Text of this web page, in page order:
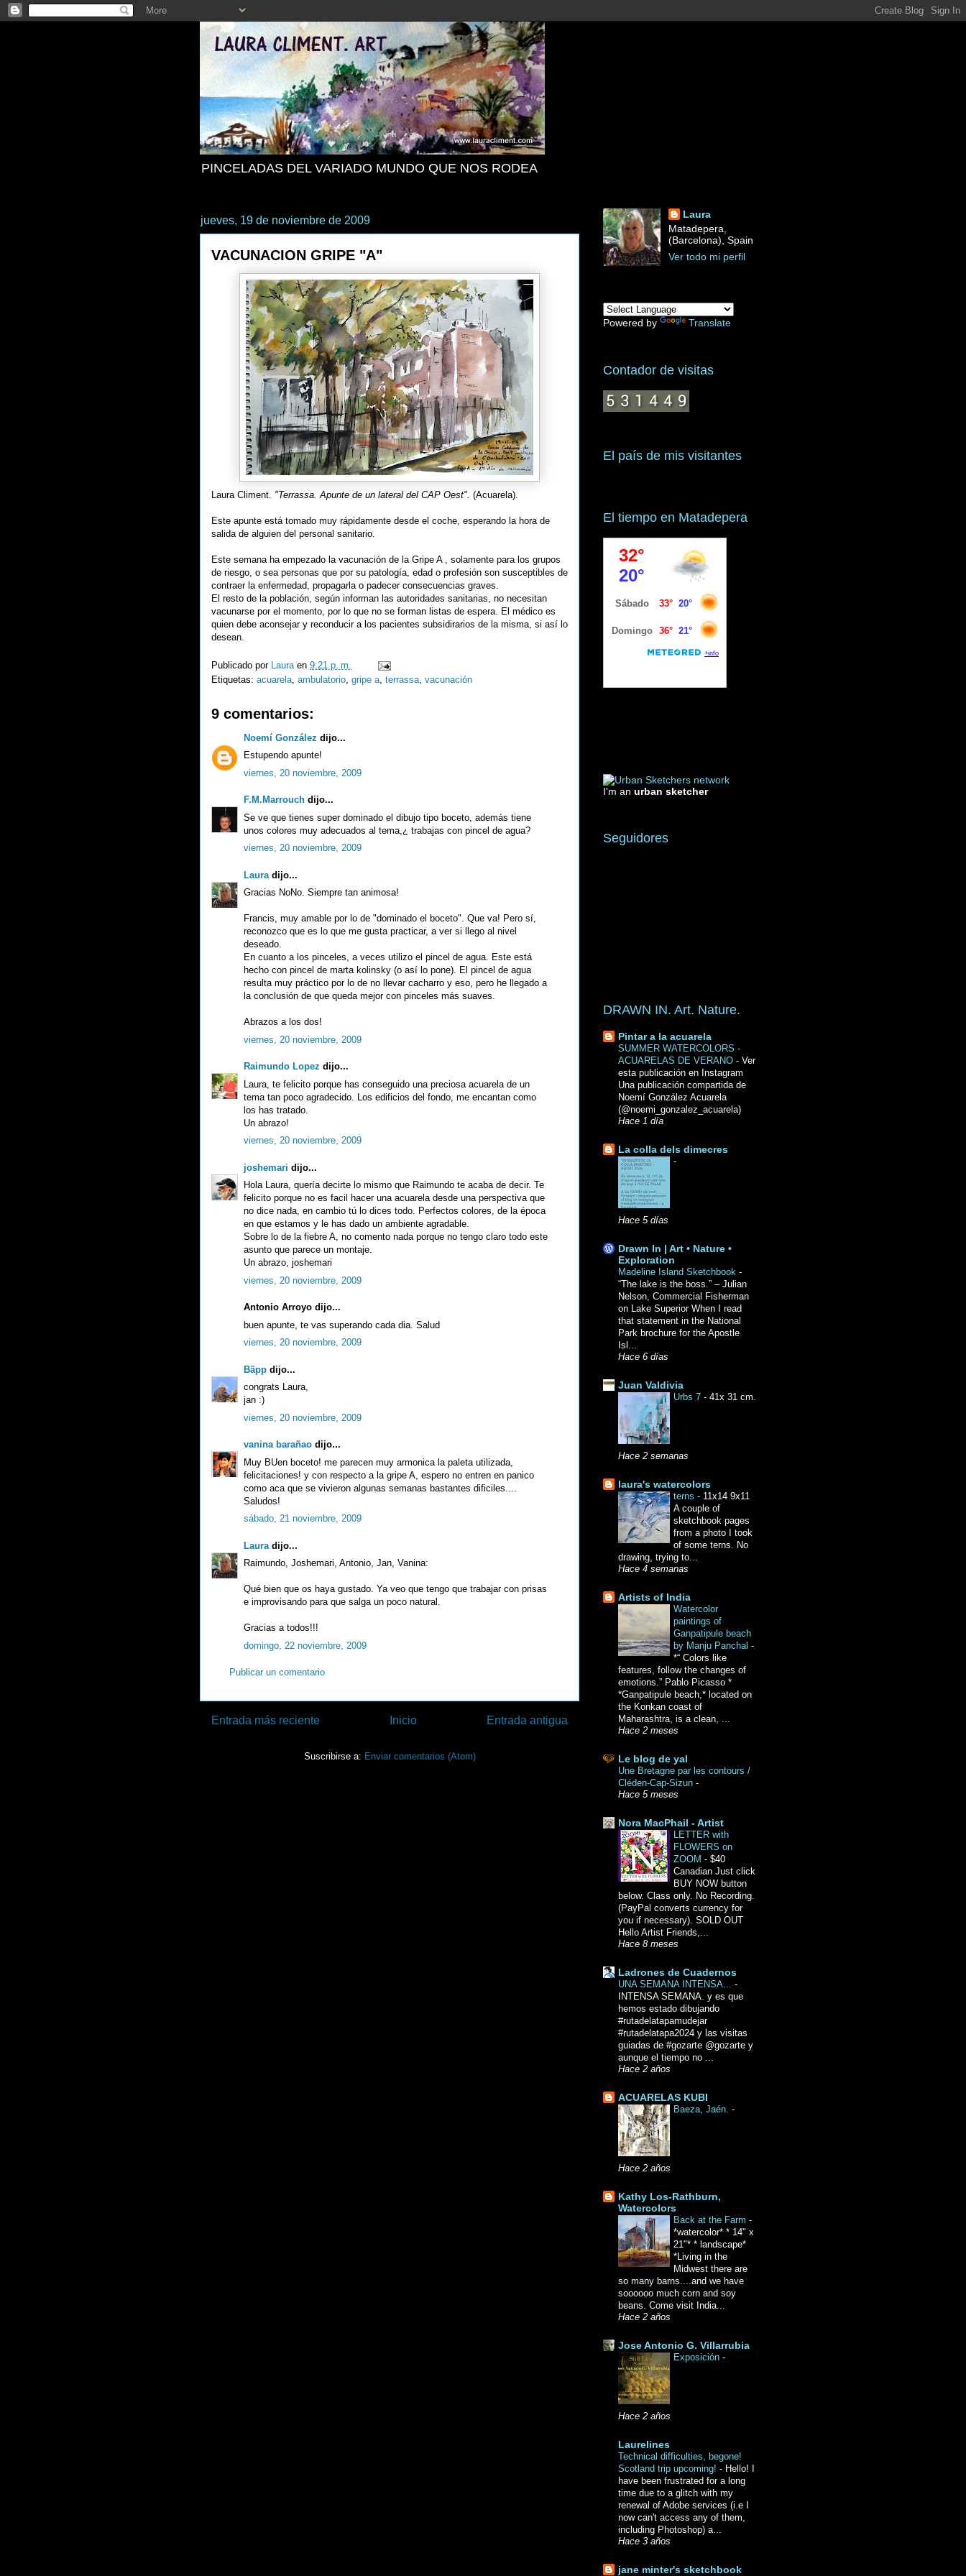
PINCELADAS DEL VARIADO MUNDO QUE NOS RODEA
jueves, 19 de noviembre de 2009
VACUNACION GRIPE "A"
Laura Climent. "Terrassa. Apunte de un lateral del CAP Oest". (Acuarela).
Este apunte está tomado muy rápidamente desde el coche, esperando la hora de
salida de alguien del personal sanitario.
Este semana ha empezado la vacunación de la Gripe A , solamente para los grupos
de riesgo, o sea personas que por su patología, edad o profesión son susceptibles de
contraer la enfermedad, propagarla o padecer consecuencias graves.
El resto de la población, según informan las autoridades sanitarias, no necesitan
vacunarse por el momento, por lo que no se forman listas de espera. El médico es
quien debe aconsejar y reconducir a los pacientes subsidirarios de la misma, si así lo
desean.
Publicado por Laura en 9:21 p. m.
Etiquetas: acuarela ambulatorio gripe a terrassa vacunación
9 comentarios:
Noemí González dijo...
Estupendo apunte!
viernes, 20 noviembre, 2009
F.M.Marrouch dijo...
Se ve que tienes super dominado el dibujo tipo boceto, además tiene
unos colores muy adecuados al tema,¿ trabajas con pincel de agua?
viernes, 20 noviembre, 2009
Laura dijo...
Gracias NoNo. Siempre tan animosa!
Francis, muy amable por lo de "dominado el boceto". Que va! Pero sí,
reconozco que es lo que me gusta practicar, a ver si llego al nivel
deseado.
En cuanto a los pinceles, a veces utilizo el pincel de agua. Este está
hecho con pincel de marta kolinsky (o así lo pone). El pincel de agua
resulta muy práctico por lo de no llevar cacharro y eso, pero he llegado a
la conclusión de que queda mejor con pinceles más suaves.
Abrazos a los dos!
viernes, 20 noviembre, 2009
Raimundo Lopez dijo...
Laura, te felicito porque has conseguido una preciosa acuarela de un
tema tan poco agradecido. Los edificios del fondo, me encantan como
los has tratado.
Un abrazo!
viernes, 20 noviembre, 2009
joshemari dijo...
Hola Laura, quería decirte lo mismo que Raimundo te acaba de decir. Te
felicito porque no es facil hacer una acuarela desde una perspectiva que
no dice nada, en cambio tú lo dices todo. Perfectos colores, de la época
en que estamos y le has dado un ambiente agradable.
Sobre lo de la fiebre A, no comento nada porque no tengo claro todo este
asunto que parece un montaje.
Un abrazo, joshemari
viernes, 20 noviembre, 2009
Antonio Arroyo dijo...
buen apunte, te vas superando cada dia. Salud
viernes, 20 noviembre, 2009
Bãpp dijo...
congrats Laura,
jan :)
viernes, 20 noviembre, 2009
vanina barañao dijo...
Muy BUen boceto! me parecen muy armonica la paleta utilizada,
felicitaciones! y con respecto a la gripe A, espero no entren en panico
como aca que se vivieron algunas semanas bastantes dificiles....
Saludos!
sábado, 21 noviembre, 2009
Laura dijo...
Raimundo, Joshemari, Antonio, Jan, Vanina:
Qué bien que os haya gustado. Ya veo que tengo que trabajar con prisas
e improvisando para que salga un poco natural.
Gracias a todos!!!
domingo, 22 noviembre, 2009
Publicar un comentario
Entrada más reciente Entrada antigua
Inicio
Suscribirse a: Enviar comentarios (Atom)
Laura
Matadepera,
(Barcelona), Spain
Ver todo mi perfil
Powered by Translate
Contador de visitas
El país de mis visitantes
El tiempo en Matadepera
I'm an urban sketcher
Seguidores
DRAWN IN. Art. Nature.
Pintar a la acuarela
SUMMER WATERCOLORS -
ACUARELAS DE VERANO - Ver
esta publicación en Instagram
Una publicación compartida de
Noemí González Acuarela
(@noemi_gonzalez_acuarela)
Hace 1 día
La colla dels dimecres
-
Hace 5 días
Drawn In | Art • Nature •
Exploration
Madeline Island Sketchbook -
“The lake is the boss.” – Julian
Nelson, Commercial Fisherman
on Lake Superior When I read
that statement in the National
Park brochure for the Apostle
Isl...
Hace 6 días
Juan Valdivia
Urbs 7 - 41x 31 cm.
Hace 2 semanas
laura's watercolors
terns - 11x14 9x11
A couple of
sketchbook pages
from a photo I took
of some terns. No
drawing, trying to...
Hace 4 semanas
Artists of India
Watercolor
paintings of
Ganpatipule beach
by Manju Panchal -
*“ Colors like
features, follow the changes of
emotions.” Pablo Picasso *
*Ganpatipule beach,* located on
the Konkan coast of
Maharashtra, is a clean, ...
Hace 2 meses
Le blog de yal
Une Bretagne par les contours /
Cléden-Cap-Sizun -
Hace 5 meses
Nora MacPhail - Artist
LETTER with
FLOWERS on
ZOOM - $40
Canadian Just click
BUY NOW button
below. Class only. No Recording.
(PayPal converts currency for
you if necessary). SOLD OUT
Hello Artist Friends,...
Hace 8 meses
Ladrones de Cuadernos
UNA SEMANA INTENSA... -
INTENSA SEMANA. y es que
hemos estado dibujando
#rutadelatapamudejar
#rutadelatapa2024 y las visitas
guiadas de #gozarte @gozarte y
aunque el tiempo no ...
Hace 2 años
ACUARELAS KUBI
Baeza, Jaén. -
Hace 2 años
Kathy Los-Rathburn,
Watercolors
Back at the Farm -
*watercolor* * 14" x
21"* * landscape*
*Living in the
Midwest there are
so many barns....and we have
soooooo much corn and soy
beans. Come visit India...
Hace 2 años
Jose Antonio G. Villarrubia
Exposición -
Hace 2 años
Laurelines
Technical difficulties, begone!
Scotland trip upcoming! - Hello! I
have been frustrated for a long
time due to a glitch with my
renewal of Adobe services (i.e I
now can't access any of them,
including Photoshop) a...
Hace 3 años
jane minter's sketchbook